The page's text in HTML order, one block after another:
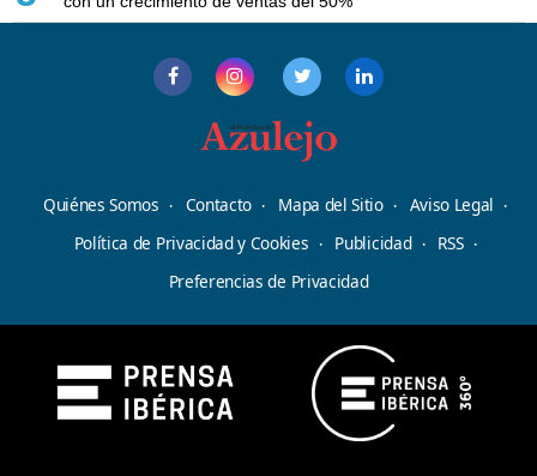
Quiénes Somos Contacto Mapa del Sitio
Aviso Legal
Política de Privacidad y Cookies
Publicidad
RSS
Preferencias de Privacidad